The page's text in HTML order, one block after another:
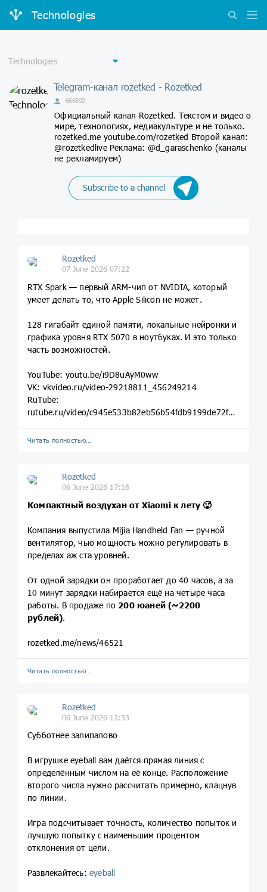
Technologies
Telegram-канал rozetked - Rozetked
666892
Официальный канал Rozetked. Текстом и видео о
мире, технологиях, медиакультуре и не только.
rozetked.me youtube.com/rozetked Второй канал:
@rozetkedlive Реклама: @d_garaschenko (каналы
не рекламируем)
Subscribe to a channel
Rozetked
07 June 2026 07:22
RTX Spark — первый ARM-чип от NVIDIA, который
умеет делать то, что Apple Silicon не может.
128 гигабайт единой памяти, локальные нейронки и
графика уровня RTX 5070 в ноутбуках. И это только
часть возможностей.
YouTube: youtu.be/i9D8uAyM0ww
VK: vkvideo.ru/video-29218811_456249214
RuTube:
rutube.ru/video/c945e533b82eb56b54fdb9199de72f5a/
Читать полностью…
Rozetked
06 June 2026 17:16
Компактный воздухан от Xiaomi к лету🥵
Компания выпустила Mijia Handheld Fan — ручной
вентилятор, чью мощность можно регулировать в
пределах аж ста уровней.
От одной зарядки он проработает до 40 часов, а за
10 минут зарядки набирается ещё на четыре часа
работы. В продаже по 200 юаней (~2200
рублей).
rozetked.me/news/46521
Читать полностью…
Rozetked
06 June 2026 13:55
Субботнее залипалово
В игрушке eyeball вам даётся прямая линия с
определённым числом на её конце. Расположение
второго числа нужно рассчитать примерно, клацнув
по линии.
Игра подсчитывает точность, количество попыток и
лучшую попытку с наименьшим процентом
отклонения от цели.
Развлекайтесь: eyeball